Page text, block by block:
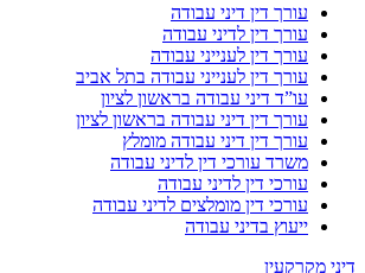
עורך דין דיני עבודה
עורך דין לדיני עבודה
עורך דין לענייני עבודה
עורך דין לענייני עבודה בתל אביב
עו”ד דיני עבודה בראשון לציון
עורך דין דיני עבודה בראשון לציון
עורך דין דיני עבודה מומלץ
משרד עורכי דין לדיני עבודה
עורכי דין לדיני עבודה
עורכי דין מומלצים לדיני עבודה
ייעוץ בדיני עבודה
דיני מקרקעין